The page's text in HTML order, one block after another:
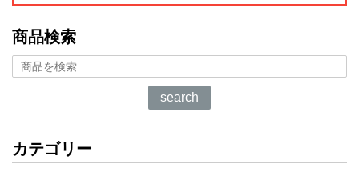
商品検索
search
カテゴリー